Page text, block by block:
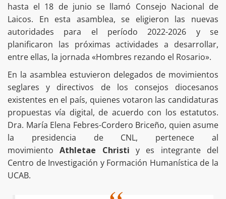
hasta el 18 de junio se llamó Consejo Nacional de
Laicos. En esta asamblea, se eligieron las nuevas
autoridades para el período 2022-2026 y se
planificaron las próximas actividades a desarrollar,
entre ellas, la jornada «Hombres rezando el Rosario».
En la asamblea estuvieron delegados de movimientos
seglares y directivos de los consejos diocesanos
existentes en el país, quienes votaron las candidaturas
propuestas vía digital, de acuerdo con los estatutos.
Dra. María Elena Febres-Cordero Briceño, quien asume
la presidencia de CNL, pertenece al
movimientoAthletae Christi y es integrante del
Centro de Investigación y Formación Humanística de la
UCAB.